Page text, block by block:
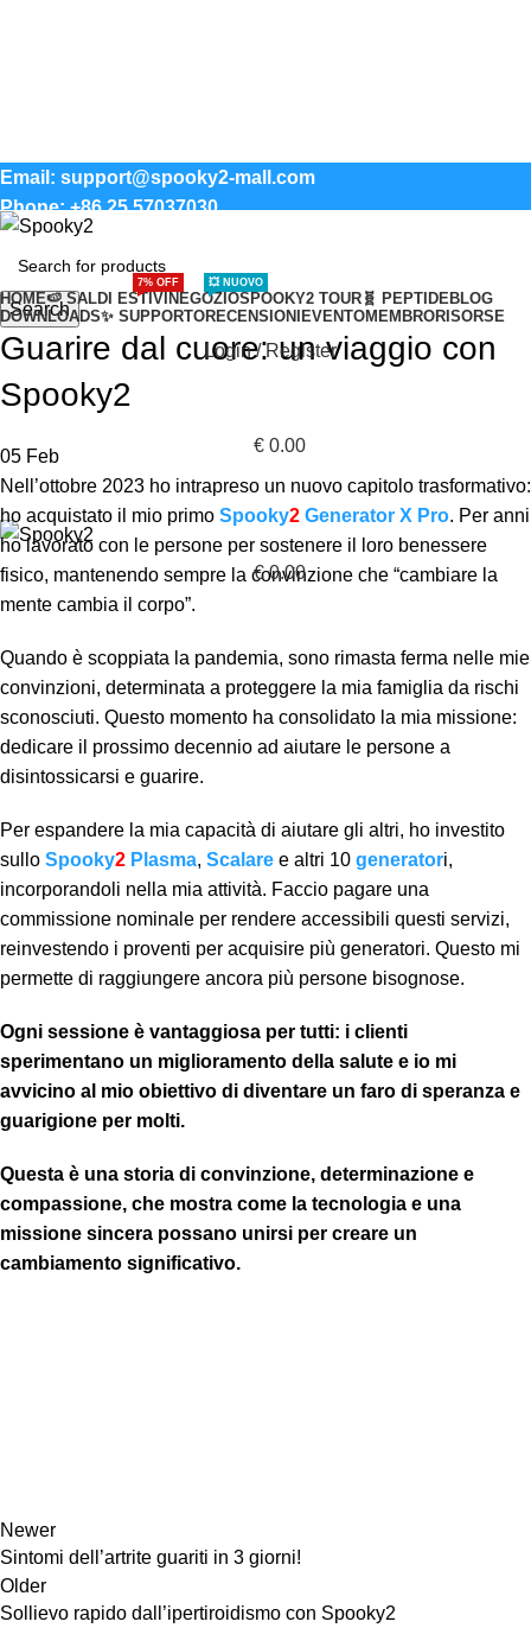
Email: support@spooky2-mall.com
Phone: +86 25 57037030
Search
Login / Register
€0.00
€0.00
HOME🍉 SALDI ESTIVI
7% OFF
NEGOZIO
💥 NUOVO
SPOOKY2 TOUR 🧬 PEPTIDEBLOG
DOWNLOADS✨ SUPPORTORECENSIONI EVENTOMEMBRORISORSE
Guarire dal cuore: un viaggio con
Spooky2
05 Feb
Nell’ottobre 2023 ho intrapreso un nuovo capitolo trasformativo:
ho acquistato il mio primo Spooky2 Generator X Pro. Per anni
ho lavorato con le persone per sostenere il loro benessere
fisico, mantenendo sempre la convinzione che “cambiare la
mente cambia il corpo”.
Quando è scoppiata la pandemia, sono rimasta ferma nelle mie
convinzioni, determinata a proteggere la mia famiglia da rischi
sconosciuti. Questo momento ha consolidato la mia missione:
dedicare il prossimo decennio ad aiutare le persone a
disintossicarsi e guarire.
Per espandere la mia capacità di aiutare gli altri, ho investito
sullo Spooky2 Plasma, Scalare e altri 10 generatori,
incorporandoli nella mia attività. Faccio pagare una
commissione nominale per rendere accessibili questi servizi,
reinvestendo i proventi per acquisire più generatori. Questo mi
permette di raggiungere ancora più persone bisognose.
Ogni sessione è vantaggiosa per tutti: i clienti
sperimentano un miglioramento della salute e io mi
avvicino al mio obiettivo di diventare un faro di speranza e
guarigione per molti.
Questa è una storia di convinzione, determinazione e
compassione, che mostra come la tecnologia e una
missione sincera possano unirsi per creare un
cambiamento significativo.
Newer
Sintomi dell’artrite guariti in 3 giorni!
Older
Sollievo rapido dall’ipertiroidismo con Spooky2